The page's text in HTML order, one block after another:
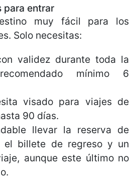
para entrar
muy fácil para los
Solo necesitas:
validez durante toda la
mínimo 6
visado para viajes de
90 días.
llevar la reserva de
el billete de regreso y un
aunque este último no